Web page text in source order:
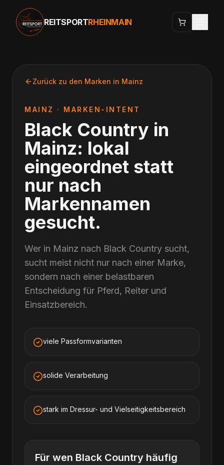
REITSPORTRHEINMAIN
Zurück zu den Marken in Mainz
MAINZ · MARKEN-INTENT
Black Country in
Mainz: lokal
eingeordnet statt
nur nach
Markennamen
gesucht.
Wer in Mainz nach Black Country sucht,
sucht meist nicht nur nach einer Marke,
sondern nach einer belastbaren
Entscheidung für Pferd, Reiter und
Einsatzbereich.
viele Passformvarianten
solide Verarbeitung
stark im Dressur- und Vielseitigkeitsbereich
Für wen Black Country häufig